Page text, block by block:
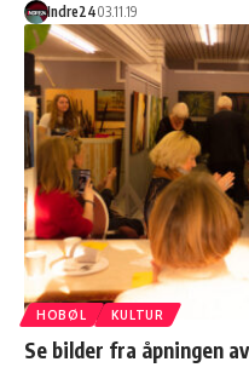
Indre2403.11.19
HOBØL KULTUR
Se bilder fra åpningen